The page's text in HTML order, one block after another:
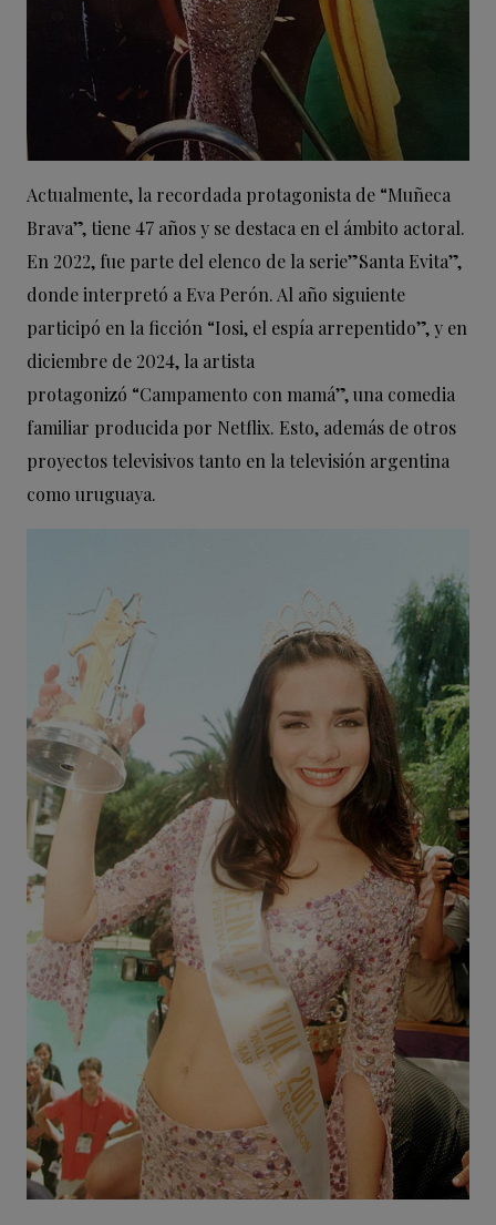
Actualmente, la recordada protagonista de “Muñeca
Brava”, tiene 47 años y se destaca en el ámbito actoral.
En 2022, fue parte del elenco de la serie”Santa Evita”,
donde interpretó a Eva Perón. Al año siguiente
participó en la ficción “Iosi, el espía arrepentido”, y en
diciembre de 2024, la artista
protagonizó “Campamento con mamá”, una comedia
familiar producida por Netflix. Esto, además de otros
proyectos televisivos tanto en la televisión argentina
como uruguaya.